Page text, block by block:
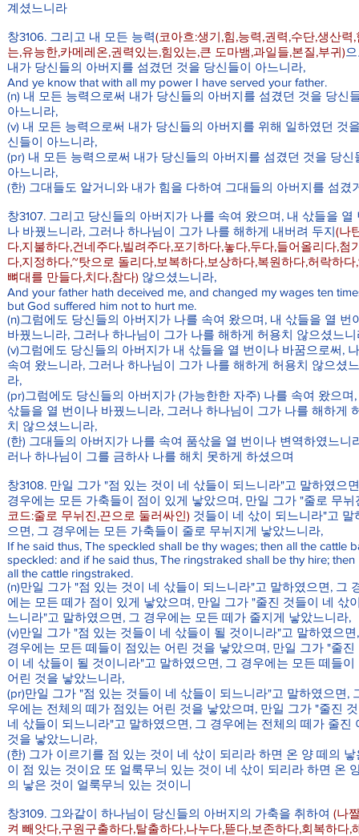
계셨느니라
창3106. 그리고 내 모든 능력(코아흐:생기,힘,능력,권력,수단,생산력
는,유능한,카메레온,권력있는,힘있는,큰 도마뱀,과일들,본질,부귀)
내가 당신들의 아버지를 섬겼던 것을 당신들이 아느니라,
And ye know that with all my power I have served your father.
(n) 내 모든 능력으로써 내가 당신들의 아버지를 섬겼던 것을 당신
아느니라,
(v) 내 모든 능력으로써 내가 당신들의 아버지를 위해 일하였던 것
신들이 아느니라,
(pr) 내 모든 능력으로써 내가 당신들의 아버지를 섬겼던 것을 당신
아느니라,
(한) 그대들도 알거니와 내가 힘을 다하여 그대들의 아버지를 섬겼
창3107. 그리고 당신들의 아버지가 나를 속여 왔으며, 내 삯들을 열
나 바꿨느니라, 그러나 하나님이 그가 나를 해하게 내버려 두지(나
다,지불하다,건네주다,빌려주다,포기하다,놓다,두다,들어올리다,첨
다,지정하다,~탓으로 돌리다,보복하다,보상하다,복원하다,허락하다
뼈대를 만들다,치다,참다) 않으셨느니라,
And your father hath deceived me, and changed my wages ten
but God suffered him not to hurt me.
(n)그럼에도 당신들의 아버지가 나를 속여 왔으며, 내 삯들을 열 번
바꿨느니라, 그러나 하나님이 그가 나를 해하게 허용치 않으셨느
(v)그럼에도 당신들의 아버지가 내 삯들을 열 번이나 바꿈으로써,
속여 왔느니라, 그러나 하나님이 그가 나를 해하게 허용치 않으셨
라,
(pr)그럼에도 당신들의 아버지가 (가능한한 자주) 나를 속여 왔으며,
삯들을 열 번이나 바꿨느니라, 그러나 하나님이 그가 나를 해하게
치 않으셨느니라,
(한) 그대들의 아버지가 나를 속여 품삯을 열 번이나 변역하였느니
러나 하나님이 그를 금하사 나를 해치 못하게 하셨으며
창3108. 만일 그가 "점 있는 것이 네 삯들이 되느니라"고 말하였으
경우에는 모든 가축들이 점이 있게 낳았으며, 만일 그가 "줄로 무뉘
코드:줄로 무뉘진,끈으로 둘러싸인) 것들이 네 삯이 되느니라"고 말
으면, 그 경우에는 모든 가축들이 줄로 무뉘지게 낳았느니라,
If he said thus, The speckled shall be thy wages; then all the cattle
speckled: and if he said thus, The ringstraked shall be thy hire; then
all the cattle ringstraked.
(n)만일 그가 "점 있는 것이 네 삯들이 되느니라"고 말하였으면, 그
에는 모든 떼가 점이 있게 낳았으며, 만일 그가 "줄진 것들이 네 삯
느니라"고 말하였으면, 그 경우에는 모든 떼가 줄지게 낳았느니라,
(v)만일 그가 "점 있는 것들이 네 삯들이 될 것이니라"고 말하였으면
경우에는 모든 떼들이 점있는 어린 것을 낳았으며, 만일 그가 "줄진
이 네 삯들이 될 것이니라"고 말하였으면, 그 경우에는 모든 떼들이
어린 것을 낳았느니라,
(pr)만일 그가 "점 있는 것들이 네 삯들이 되느니라"고 말하였으면,
우에는 전체의 떼가 점있는 어린 것을 낳았으며, 만일 그가 "줄진
네 삯들이 되느니라"고 말하였으면, 그 경우에는 전체의 떼가 줄진
것을 낳았느니라,
(한) 그가 이르기를 점 있는 것이 네 삯이 되리라 하면 온 양 떼의 낳
이 점 있는 것이요 또 얼룩무늬 있는 것이 네 삯이 되리라 하면 온
의 낳은 것이 얼룩무늬 있는 것이니
창3109. 그와같이 하나님이 당신들의 아버지의 가축을 취하여 (나
켜 빼앗다,구원구출하다,탈출하다,나누다,뜯다,보존하다,회복하다,